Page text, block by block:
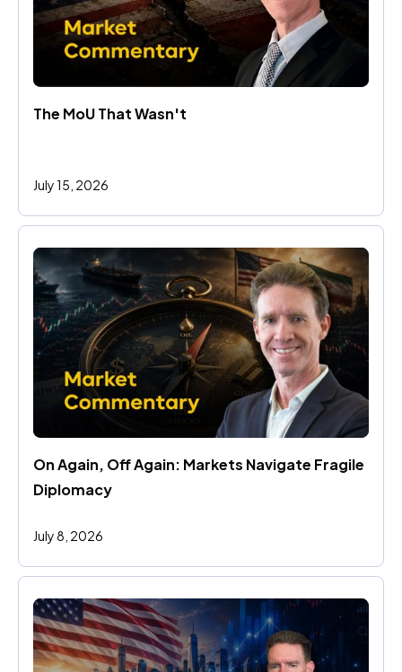
The MoU That Wasn't
July 15, 2026
On Again, Off Again: Markets Navigate Fragile
Diplomacy
July 8, 2026